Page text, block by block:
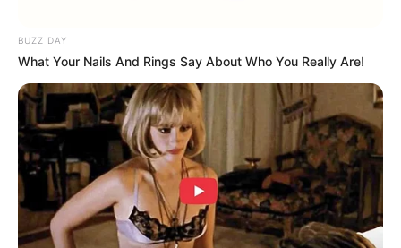
Ambyar! 10 Kalimat Baper
Pakai Bahasa Jawa Ini Bikin
Galau Abis
BUZZ DAY
What Your Nails And Rings Say About Who You Really Are!